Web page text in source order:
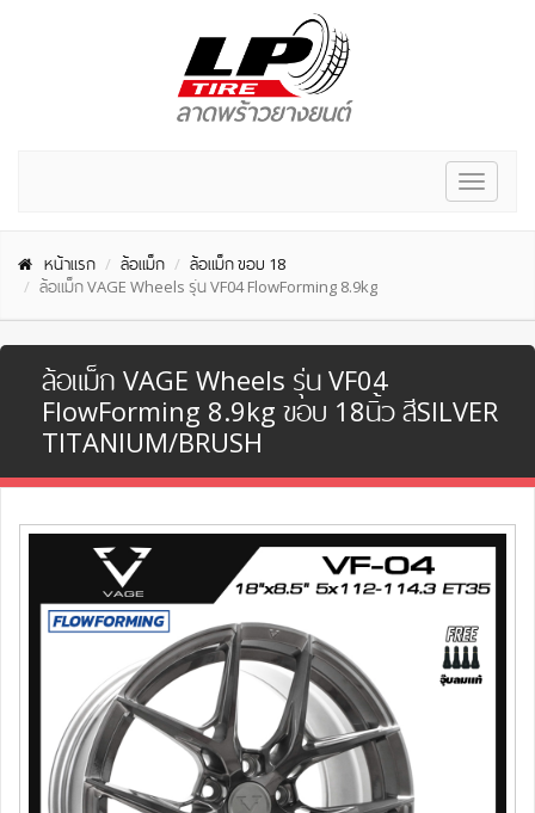
Toggle
หน้าแรก ล้อแม็ก
ล้อแม็ก ขอบ 18
ล้อแม็ก VAGE Wheels รุ่น VF04 FlowForming 8.9kg
ล้อแม็ก VAGE Wheels รุ่น VF04
FlowForming 8.9kg ขอบ 18นิ้ว สีSILVER
TITANIUM/BRUSH